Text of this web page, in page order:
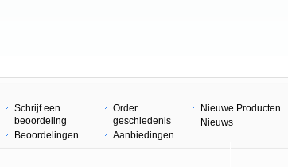
Schrijf een
beoordeling
Beoordelingen
Order
geschiedenis
Aanbiedingen
Nieuwe Producten
Nieuws